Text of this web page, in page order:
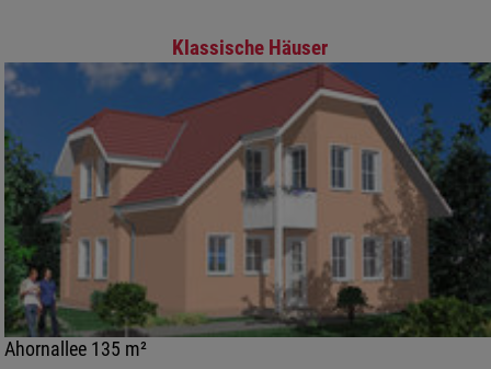
Klassische Häuser
Ahornallee 135 m²